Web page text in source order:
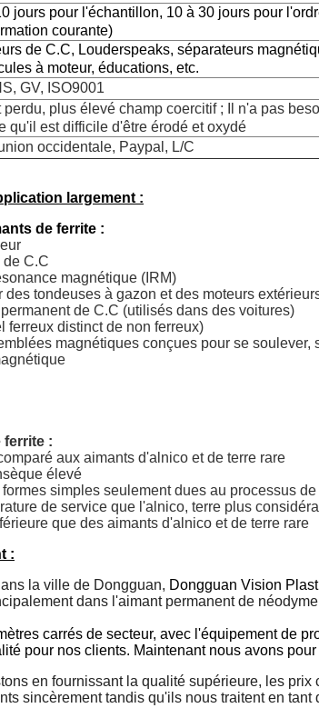
jours pour l'échantillon, 10 à 30 jours pour
courante)
de C.C, Louderspeaks, séparateurs
à moteur, éducations, etc.
GV, ISO9001
perdu, plus élevé champ coercitif ; Il n'a pas
qu'il est difficile d'être érodé et oxydé
occidentale, Paypal, L/C
largement :
de ferrite :
de C.C
magnétique (IRM)
des tondeuses à gazon et des moteurs
de C.C (utilisés dans des voitures)
ferreux distinct de non ferreux)
magnétiques conçues pour se soulever,
ferrite :
aux aimants d'alnico et de terre rare
élevé
simples seulement dues au processus
de service que l'alnico, terre plus
que des aimants d'alnico et de terre rare
:
la ville de Dongguan, Dongguan Vision
dans l'aimant permanent de
carrés de secteur, avec l'équipement de
pour nos clients. Maintenant nous avons
en fournissant la qualité supérieure, les
sincèrement tandis qu'ils nous traitent en tant